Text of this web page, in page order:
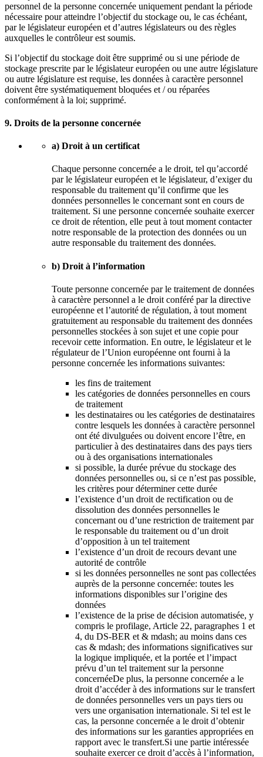
personnel de la personne concernée uniquement pendant la période
nécessaire pour atteindre l’objectif du stockage ou, le cas échéant,
par le législateur européen et d’autres législateurs ou des règles
auxquelles le contrôleur est soumis.
Si l’objectif du stockage doit être supprimé ou si une période de
stockage prescrite par le législateur européen ou une autre législature
ou autre législature est requise, les données à caractère personnel
doivent être systématiquement bloquées et / ou réparées
conformément à la loi; supprimé.
9. Droits de la personne concernée
a) Droit à un certificat
Chaque personne concernée a le droit, tel qu’accordé
par le législateur européen et le législateur, d’exiger du
responsable du traitement qu’il confirme que les
données personnelles le concernant sont en cours de
traitement. Si une personne concernée souhaite exercer
ce droit de rétention, elle peut à tout moment contacter
notre responsable de la protection des données ou un
autre responsable du traitement des données.
b) Droit à l’information
Toute personne concernée par le traitement de données
à caractère personnel a le droit conféré par la directive
européenne et l’autorité de régulation, à tout moment
gratuitement au responsable du traitement des données
personnelles stockées à son sujet et une copie pour
recevoir cette information. En outre, le législateur et le
régulateur de l’Union européenne ont fourni à la
personne concernée les informations suivantes:
les fins de traitement
les catégories de données personnelles en cours
de traitement
les destinataires ou les catégories de destinataires
contre lesquels les données à caractère personnel
ont été divulguées ou doivent encore l’être, en
particulier à des destinataires dans des pays tiers
ou à des organisations internationales
si possible, la durée prévue du stockage des
données personnelles ou, si ce n’est pas possible,
les critères pour déterminer cette durée
l’existence d’un droit de rectification ou de
dissolution des données personnelles le
concernant ou d’une restriction de traitement par
le responsable du traitement ou d’un droit
d’opposition à un tel traitement
l’existence d’un droit de recours devant une
autorité de contrôle
si les données personnelles ne sont pas collectées
auprès de la personne concernée: toutes les
informations disponibles sur l’origine des
données
l’existence de la prise de décision automatisée, y
compris le profilage, Article 22, paragraphes 1 et
4, du DS-BER et & mdash; au moins dans ces
cas & mdash; des informations significatives sur
la logique impliquée, et la portée et l’impact
prévu d’un tel traitement sur la personne
concernéeDe plus, la personne concernée a le
droit d’accéder à des informations sur le transfert
de données personnelles vers un pays tiers ou
vers une organisation internationale. Si tel est le
cas, la personne concernée a le droit d’obtenir
des informations sur les garanties appropriées en
rapport avec le transfert.Si une partie intéressée
souhaite exercer ce droit d’accès à l’information,